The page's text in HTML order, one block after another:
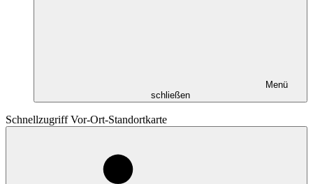
Menü
schließen
Schnellzugriff Vor-Ort-Standortkarte